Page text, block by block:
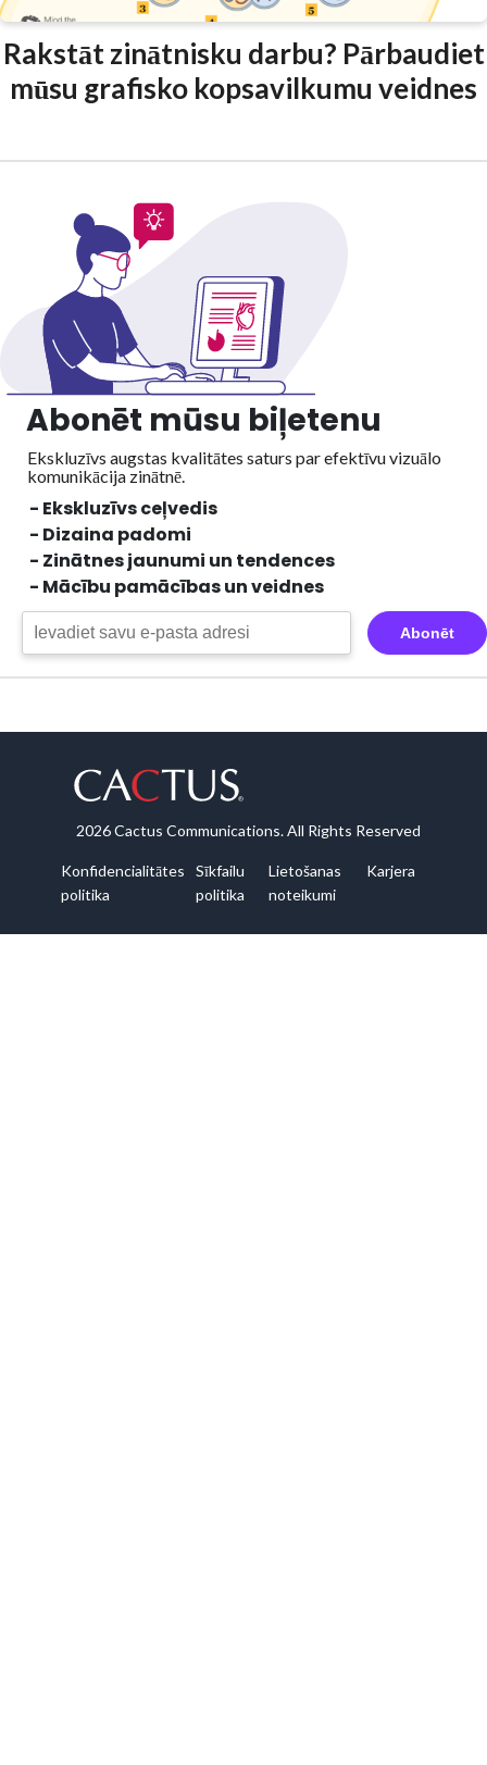
Rakstāt zinātnisku darbu? Pārbaudiet
mūsu grafisko kopsavilkumu veidnes
Abonēt mūsu biļetenu
Ekskluzīvs augstas kvalitātes saturs par efektīvu vizuālo
komunikācija zinātnē.
- Ekskluzīvs ceļvedis
- Dizaina padomi
- Zinātnes jaunumi un tendences
- Mācību pamācības un veidnes
Abonēt
2026 Cactus Communications. All Rights Reserved
Konfidencialitātes
politika
Sīkfailu
politika
Lietošanas
noteikumi
Karjera